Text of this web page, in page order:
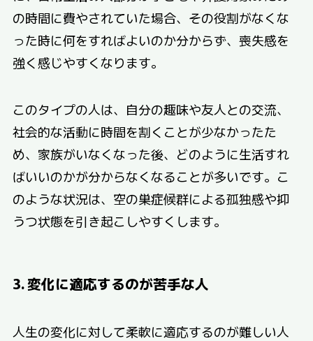
の時間に費やされていた場合、その役割がなくな
った時に何をすればよいのか分からず、喪失感を
強く感じやすくなります。
このタイプの人は、自分の趣味や友人との交流、
社会的な活動に時間を割くことが少なかったた
め、家族がいなくなった後、どのように生活すれ
ばいいのかが分からなくなることが多いです。こ
のような状況は、空の巣症候群による孤独感や抑
うつ状態を引き起こしやすくします。
3. 変化に適応するのが苦手な人
人生の変化に対して柔軟に適応するのが難しい人